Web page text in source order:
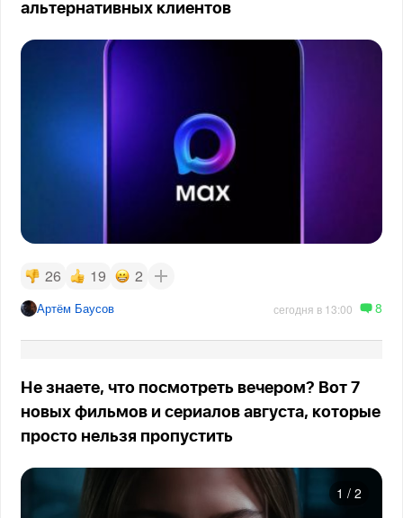
альтернативных клиентов
26 19 2
Артём Баусов сегодня в 13:00 8
Не знаете, что посмотреть вечером? Вот 7
новых фильмов и сериалов августа, которые
просто нельзя пропустить
1 / 2